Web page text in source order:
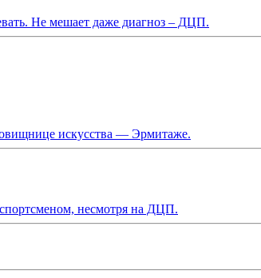
Не мешает даже диагноз – ДЦП.
искусства — Эрмитаже.
несмотря на ДЦП.